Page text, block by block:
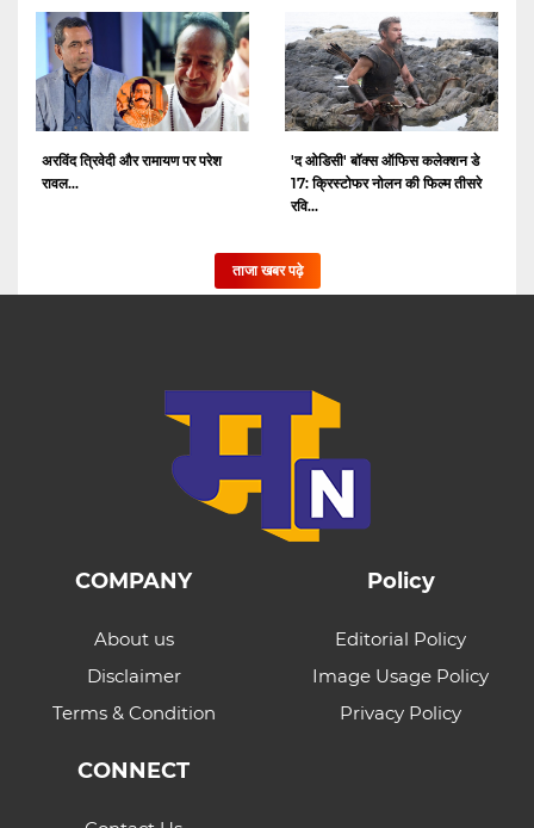
अरविंद त्रिवेदी और रामायण पर परेश
रावल...
'द ओडिसी' बॉक्स ऑफिस कलेक्शन डे
17: क्रिस्टोफर नोलन की फिल्म तीसरे
रवि...
ताजा खबर पढ़े
COMPANY
About us
Disclaimer
Terms & Condition
Policy
Editorial Policy
Image Usage Policy
Privacy Policy
CONNECT